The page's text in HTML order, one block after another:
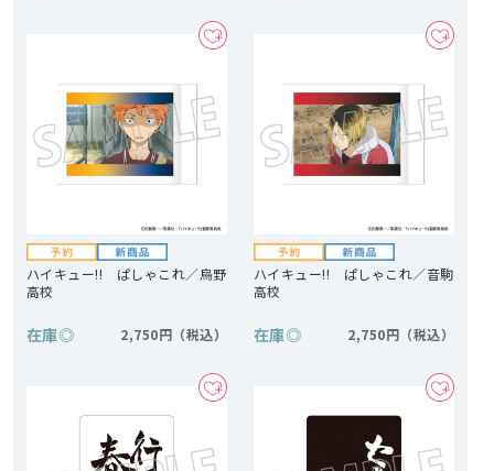
ハイキュー!! ぱしゃこれ／烏野
高校
在庫◎ 2,750円
ハイキュー!! ぱしゃこれ／音駒
高校
在庫◎ 2,750円